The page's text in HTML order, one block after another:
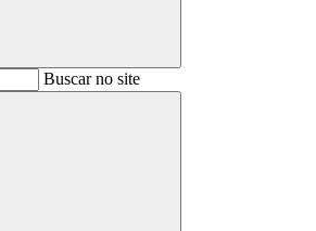
BuscarBuscar no site